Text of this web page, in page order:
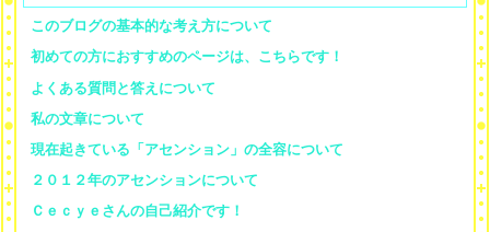
このブログの基本的な考え方について
初めての方におすすめのページは、こちらです！
よくある質問と答えについて
私の文章について
現在起きている「アセンション」の全容について
２０１２年のアセンションについて
Ｃｅｃｙｅさんの自己紹介です！